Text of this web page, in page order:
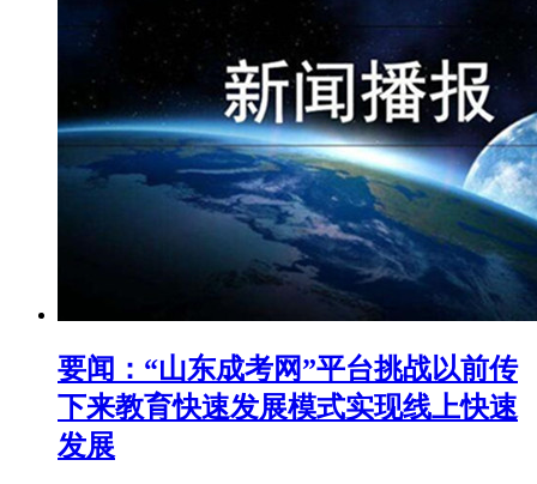
要闻：“山东成考网”平台挑战以前传
下来教育快速发展模式实现线上快速
发展